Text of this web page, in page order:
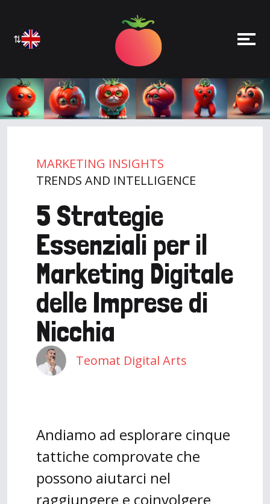
⇅
MARKETING INSIGHTS
TRENDS AND INTELLIGENCE
5 Strategie
Essenziali per il
Marketing Digitale
delle Imprese di
Nicchia
Teomat Digital Arts
Andiamo ad esplorare cinque
tattiche comprovate che
possono aiutarci nel
raggiungere e coinvolgere